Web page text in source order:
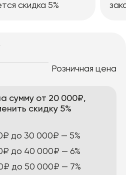
скидка 5%
Розничная цена
сумму от 20 000₽,
скидку 5%
до 30 000₽ — 5%
до 40 000₽ — 6%
до 50 000₽ — 7%